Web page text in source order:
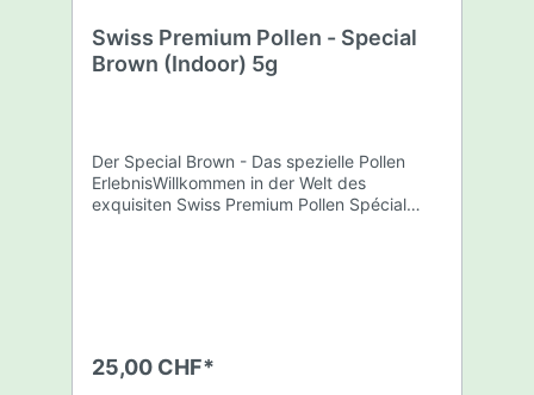
Swiss Premium Pollen - Special
Brown (Indoor) 5g
Der Special Brown - Das spezielle Pollen
ErlebnisWillkommen in der Welt des
exquisiten Swiss Premium Pollen Spécial
Harzliebhaber bekannt gemacht. Der
Spécial Brown ist Ihr stolzes Aushängeschild
25,00 CHF*